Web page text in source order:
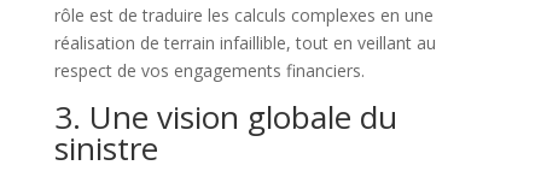
rôle est de traduire les calculs complexes en une
réalisation de terrain infaillible, tout en veillant au
respect de vos engagements financiers.
3. Une vision globale du
sinistre